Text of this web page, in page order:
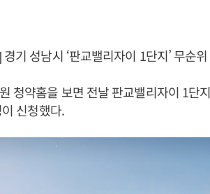
기 성남시 ‘판교밸리자이 1단지’ 무순
청약홈을 보면 전날 판교밸리자이 1단
신청했다.